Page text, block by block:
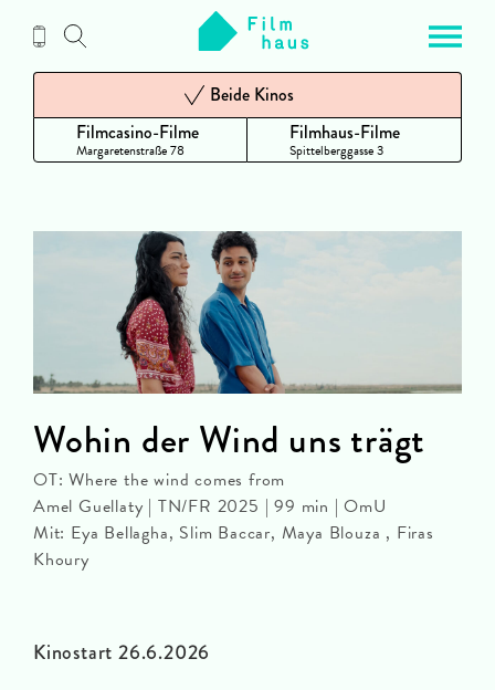
Inhalt
Filmcasino-Filme
Margaretenstraße 78
Beide Kinos
Filmhaus-Filme
Spittelberggasse 3
Kinostart 26.6.2026
Wohin der Wind uns trägt
OT: Where the wind comes from
Amel Guellaty | TN/FR 2025 | 99 min | OmU
Mit: Eya Bellagha, Slim Baccar, Maya Blouza , Firas
Khoury